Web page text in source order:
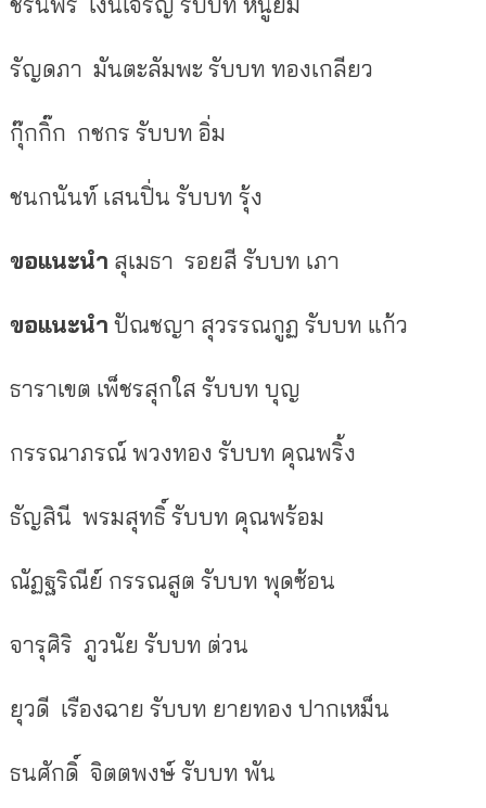
รัญดภา มันตะลัมพะรับบท ทองเกลียว
กุ๊กกิ๊ก กชกร รับบท อิ่ม
ชนกนันท์ เสนปิ่น รับบท รุ้ง
ขอแนะนำ สุเมธา รอยสี รับบท เภา
ขอแนะนำ ปัณชญา สุวรรณกูฏ รับบท แก้ว
ธาราเขต เพ็ชรสุกใส รับบท บุญ
กรรณาภรณ์ พวงทอง รับบท คุณพริ้ง
ธัญสินี พรมสุทธิ์ รับบท คุณพร้อม
ณัฏฐริณีย์ กรรณสูต รับบท พุดซ้อน
จารุศิริ ภูวนัย รับบท ต่วน
ยุวดี เรืองฉาย รับบท ยายทอง ปากเหม็น
ธนศักดิ์ จิตตพงษ์รับบท พัน